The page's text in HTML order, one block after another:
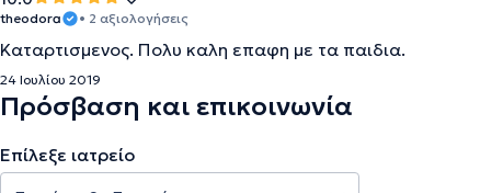
theodora • 2 αξιολογήσεις
Καταρτισμενος. Πολυ καλη επαφη με τα παιδια.
24 Ιουλίου 2019
Πρόσβαση και επικοινωνία
Επίλεξε ιατρείο